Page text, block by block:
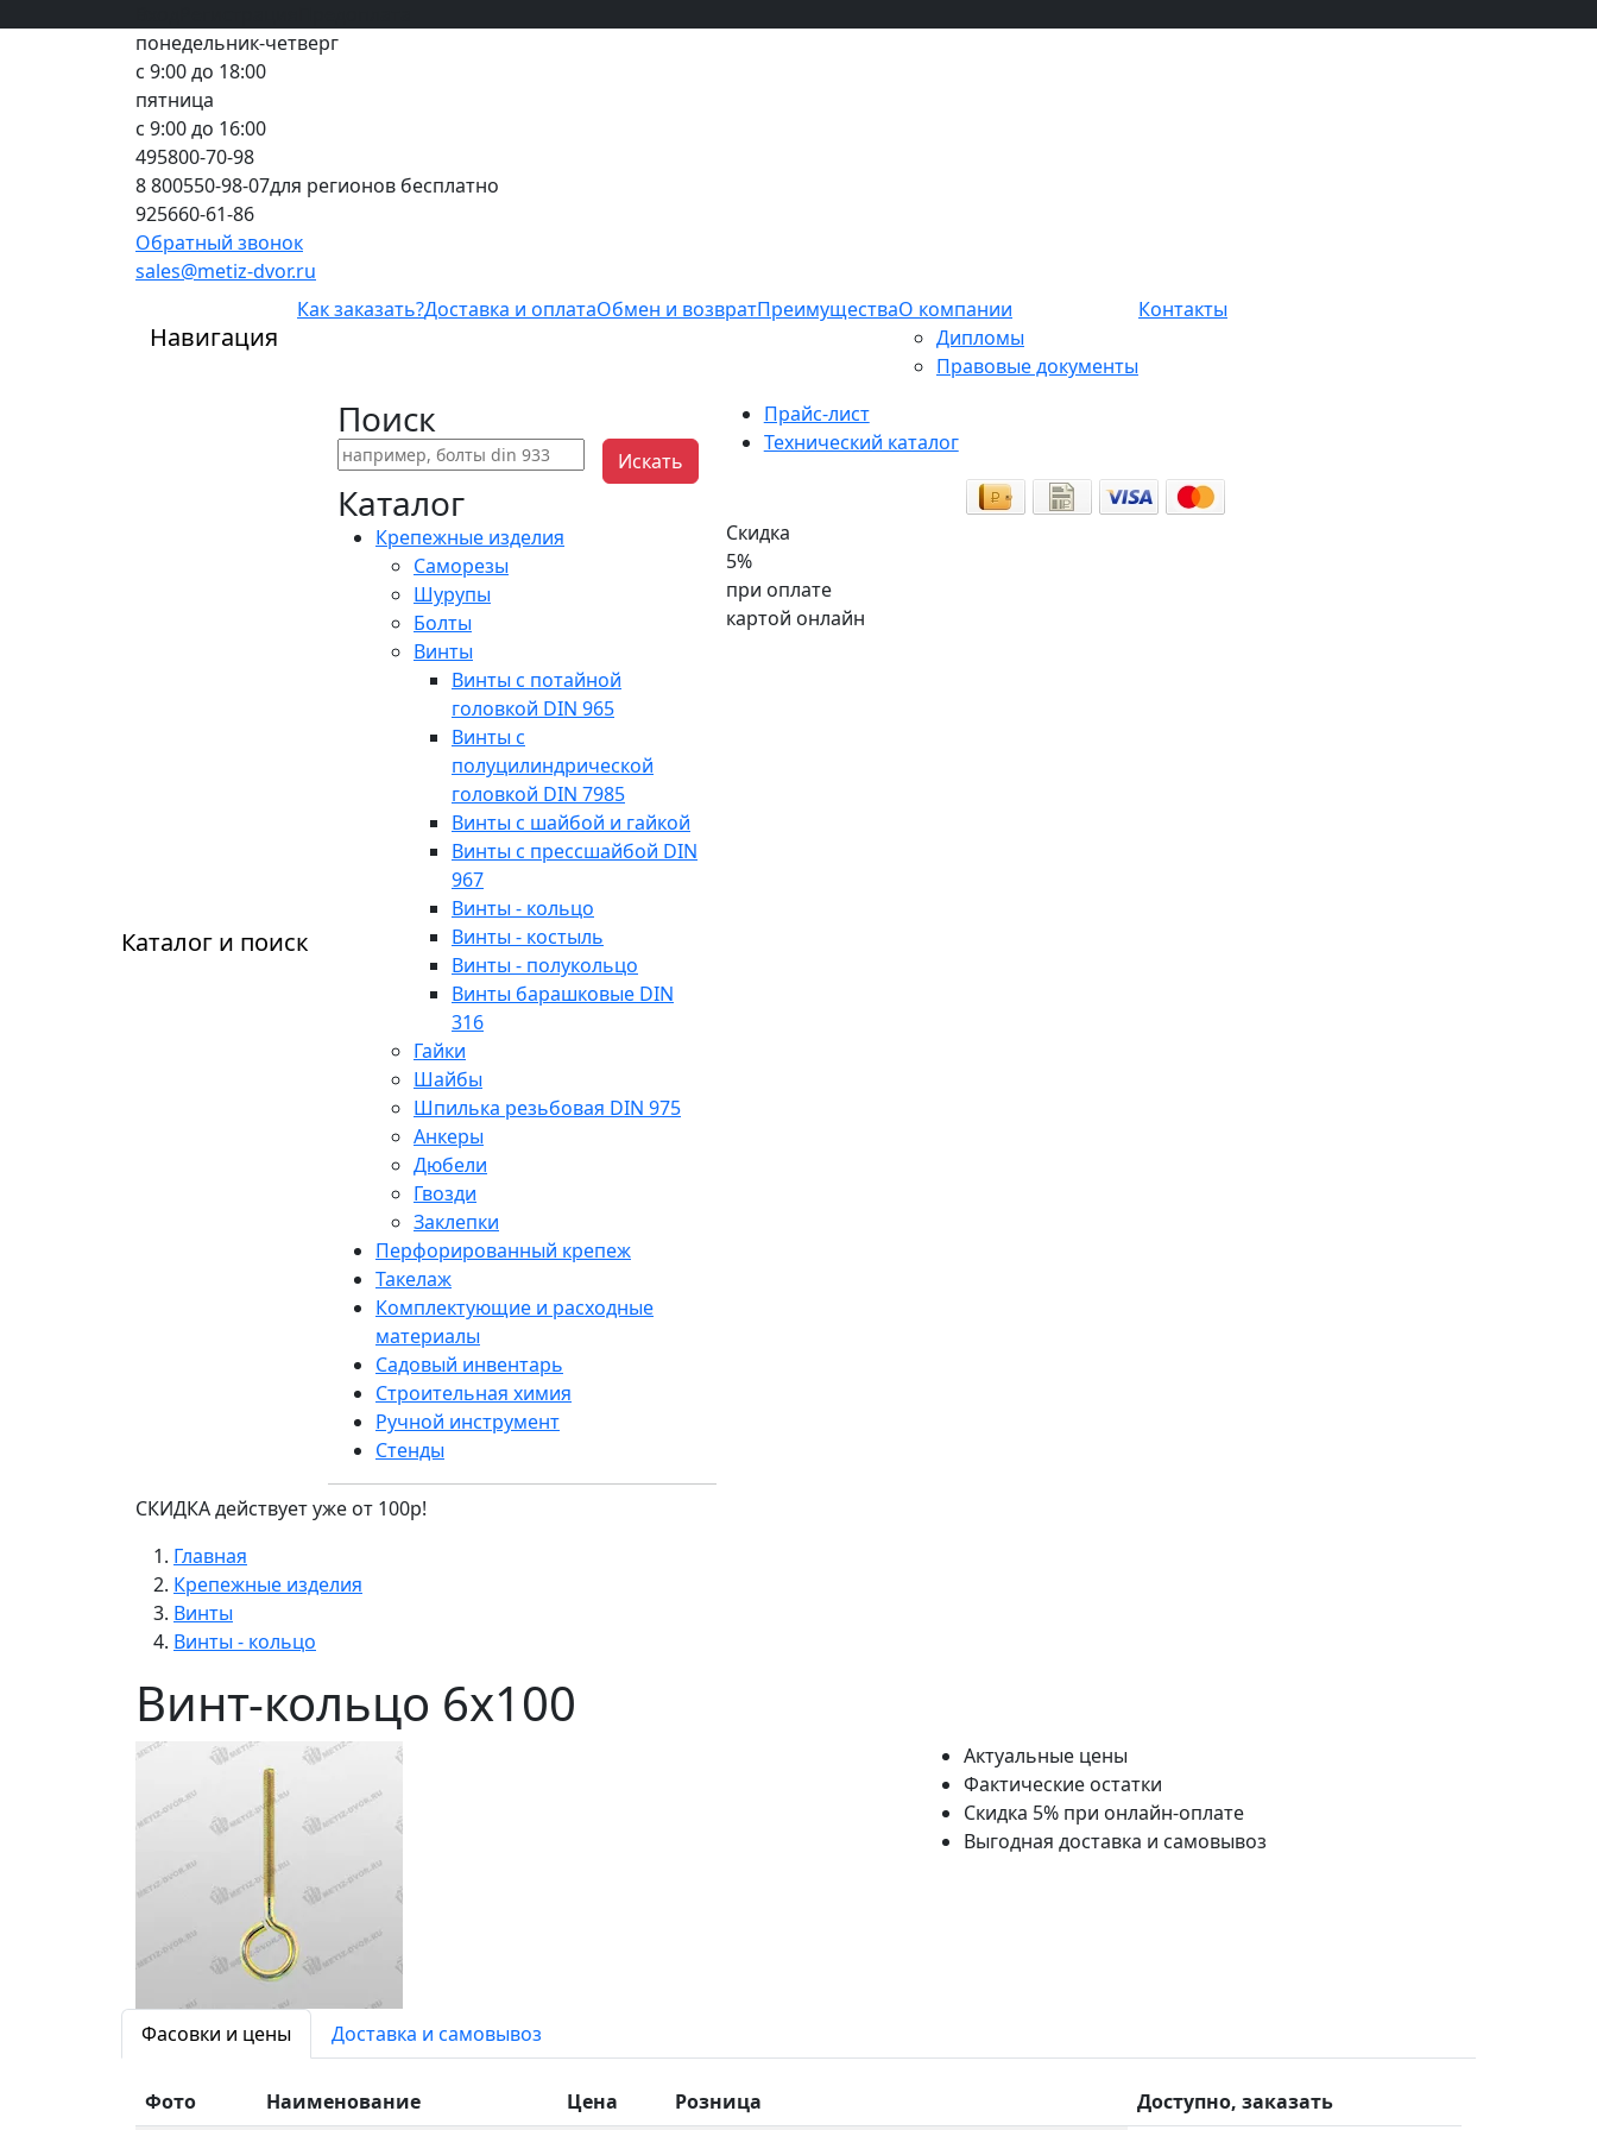
понедельник-четверг
с 9:00 до 18:00
пятница
с 9:00 до 16:00
495800-70-98
8 800550-98-07для регионов бесплатно
925660-61-86
Обратный звонок
sales@metiz-dvor.ru
Навигация
Как заказать?Доставка и оплатаОбмен и возвратПреимуществаО компании
Дипломы
Правовые документы
Контакты
Каталог и поиск
Поиск
Искать
Каталог
Крепежные изделия
Саморезы
Шурупы
Болты
Винты
Винты с потайной
головкой DIN 965
Винты с
полуцилиндрической
головкой DIN 7985
Винты с шайбой и гайкой
Винты с прессшайбой DIN
967
Винты - кольцо
Винты - костыль
Винты - полукольцо
Винты барашковые DIN
316
Гайки
Шайбы
Шпилька резьбовая DIN 975
Анкеры
Дюбели
Гвозди
Заклепки
Перфорированный крепеж
Такелаж
Комплектующие и расходные
материалы
Садовый инвентарь
Строительная химия
Ручной инструмент
Стенды
Прайс-лист
Технический каталог
Скидка
5%
при оплате
картой онлайн
СКИДКА действует уже от 100р!
Главная
Крепежные изделия
Винты
Винты - кольцо
Винт-кольцо 6х100
Актуальные цены
Фактические остатки
Скидка 5% при онлайн-оплате
Выгодная доставка и самовывоз
Фасовки и цены Доставка и самовывоз
Фото Наименование Цена Розница Доступно, заказать